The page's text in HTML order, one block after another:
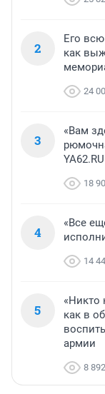
2
Его
как
24
3
«Вам
18
4
«Все
14
5
«Никто
как в
армии
8 892